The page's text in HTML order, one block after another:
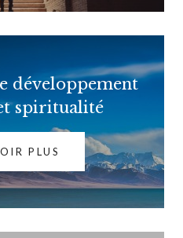
développement
spiritualité
PLUS